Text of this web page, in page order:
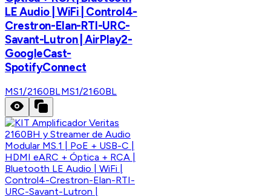
LE Audio | WiFi | Control4-
Crestron-Elan-RTI-URC-
Savant-Lutron | AirPlay2-
GoogleCast-
SpotifyConnect
MS1/2160BLMS1/2160BL